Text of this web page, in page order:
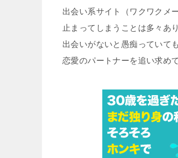
出会い系サイト（ワクワクメ
止まってしまうことは多々あ
出会いがないと愚痴っていて
恋愛のパートナーを追い求め